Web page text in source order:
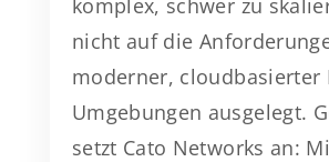
nicht auf die
moderner, cloudbasierter
Umgebungen ausgelegt.
setzt Cato Networks an: